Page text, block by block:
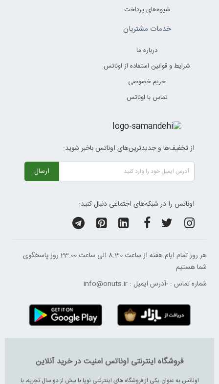
شیوه‌های پرداخت
خدمات مشتریان
درباره ما
شرایط و قوانین استفاده از اوناتس
حریم خصوصی
تماس با اوناتس
از تخفیف‌ها و جدیدترین‌های اوناتس باخبر شوید:
ارسال
اوناتس را در شبکه‌های اجتماعی دنبال کنید:
هر روز تمام ایام هفته از ساعت 8:30 الی ساعت 23:00 ‌روز پاسخگوی
شما هستیم
شماره تماس : -آدرس ایمیل : info@onuts.ir
فروشگاه اینترنتی اوناتس امنیت در خرید آنلاین
اوناتس به عنوان یکی از فروشگاه های اینترنتی نوپا با بیش از دو سال تجربه، با